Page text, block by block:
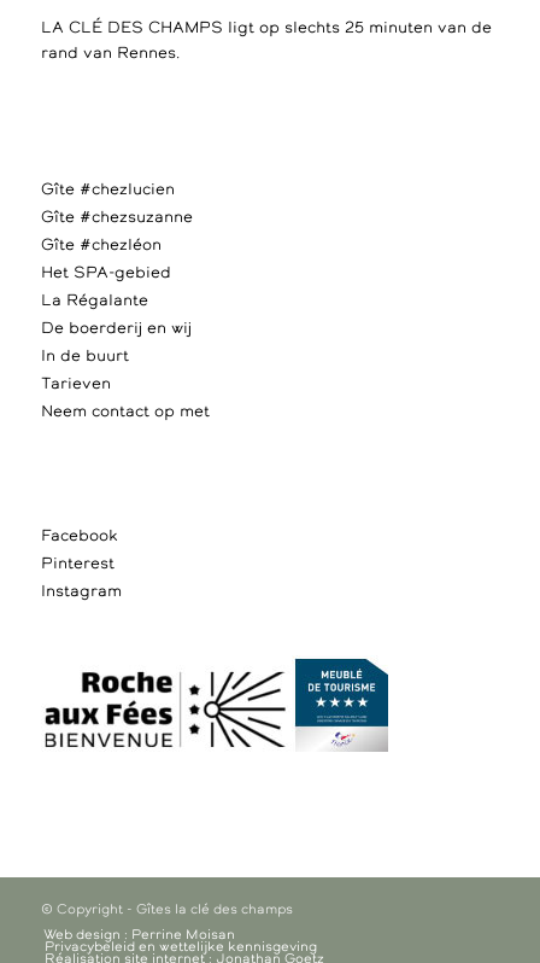
LA CLÉ DES CHAMPS ligt op slechts 25 minuten van de
rand van Rennes.
Gîte #chezlucien
Gîte #chezsuzanne
Gîte #chezléon
Het SPA-gebied
La Régalante
De boerderij en wij
In de buurt
Tarieven
Neem contact op met
Facebook
Pinterest
Instagram
© Copyright - Gîtes la clé des champs
Web design : Perrine Moisan
Privacybeleid en wettelijke kennisgeving
Réalisation site internet : Jonathan Goetz